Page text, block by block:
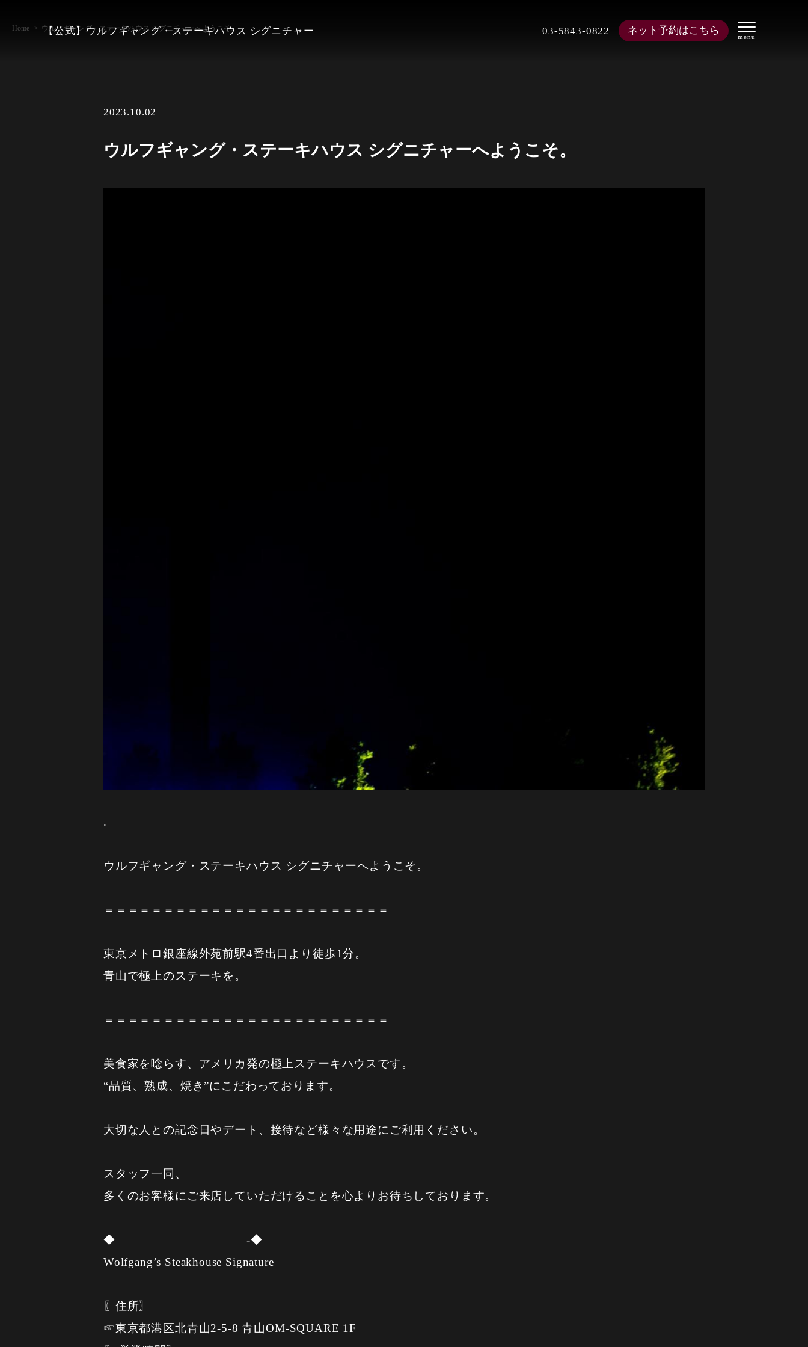
【公式】ウルフギャング・ステーキハウス シグニチャー 03-5843-0822 ネット予約はこちら
Home ウルフギャング・ステーキハウス シグニチャーへようこそ。
2023.10.02
ウルフギャング・ステーキハウス シグニチャーへようこそ。
.
ウルフギャング・ステーキハウス シグニチャーへようこそ。
＝＝＝＝＝＝＝＝＝＝＝＝＝＝＝＝＝＝＝＝＝＝＝＝
東京メトロ銀座線外苑前駅4番出口より徒歩1分。
青山で極上のステーキを。
＝＝＝＝＝＝＝＝＝＝＝＝＝＝＝＝＝＝＝＝＝＝＝＝
美食家を唸らす、アメリカ発の極上ステーキハウスです。
“品質、熟成、焼き”にこだわっております。
大切な人との記念日やデート、接待など様々な用途にご利用ください。
スタッフ一同、
多くのお客様にご来店していただけることを心よりお待ちしております。
◆———————————-◆
Wolfgang’s Steakhouse Signature
〖住所〗
☞東京都港区北青山2-5-8 青山OM-SQUARE 1F